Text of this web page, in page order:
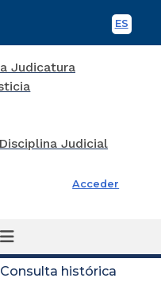
ES
Acceder
Consulta histórica